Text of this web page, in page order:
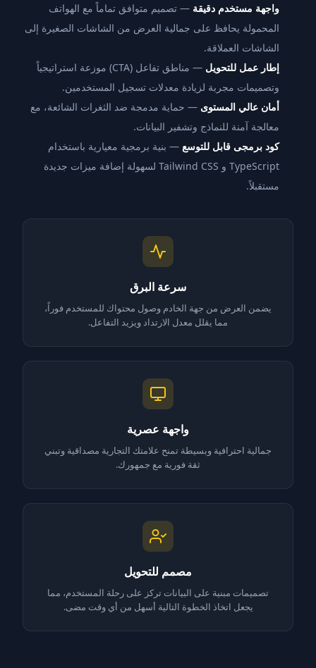
واجهة مستخدم دقيقة — تصميم متوافق تماماً مع الهواتف
المحمولة يحافظ على جمالية العرض من الشاشات الصغيرة إلى
الشاشات العملاقة.
إطار عمل للتحويل
— مناطق تفاعل (CTA) موزعة استراتيجياً
وتصميمات مجربة لزيادة معدلات تسجيل المستخدمين.
أمان عالي المستوى — حماية مدمجة ضد الثغرات الشائعة، مع
معالجة آمنة للنماذج وتشفير البيانات.
كود برمجى قابل للتوسع — بنية برمجية معيارية باستخدام
TypeScript و Tailwind CSS لسهولة إضافة ميزات جديدة
مستقبلاً.
سرعة البرق
يضمن العرض من جهة الخادم وصول محتواك للمستخدم فوراً،
مما يقلل معدل الارتداد ويزيد التفاعل.
واجهة عصرية
جمالية احترافية وبسيطة تمنح علامتك التجارية مصداقية وتبني
ثقة فورية مع جمهورك.
مصمم للتحويل
تصميمات مبنية على البيانات تركز على رحلة المستخدم، مما
يجعل اتخاذ الخطوة التالية أسهل من أي وقت مضى.